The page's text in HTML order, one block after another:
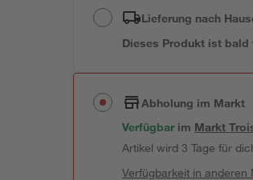
Lieferung nach
Dieses Produkt ist bald
Abholung im Markt
Verfügbar im Markt
Artikel wird 3 Tage für
Verfügbarkeit in anderen